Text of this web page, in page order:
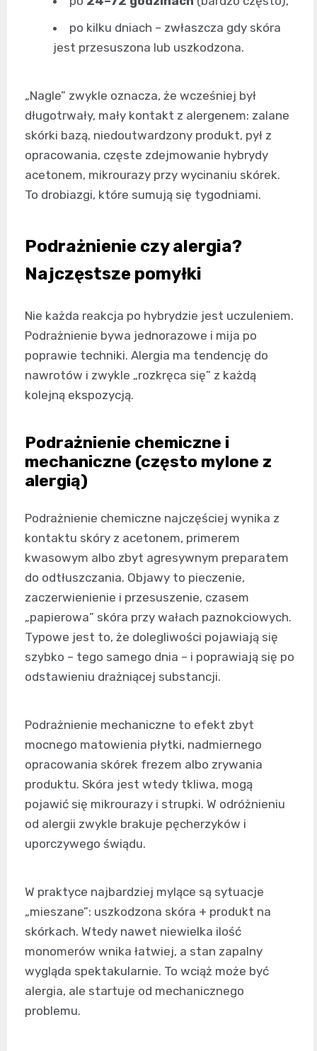
po kilku dniach – zwłaszcza gdy skóra
jest przesuszona lub uszkodzona.
„Nagle” zwykle oznacza, że wcześniej był
długotrwały, mały kontakt z alergenem: zalane
skórki bazą, niedoutwardzony produkt, pył z
opracowania, częste zdejmowanie hybrydy
acetonem, mikrourazy przy wycinaniu skórek.
To drobiazgi, które sumują się tygodniami.
Podrażnienie czy alergia?
Najczęstsze pomyłki
Nie każda reakcja po hybrydzie jest uczuleniem.
Podrażnienie bywa jednorazowe i mija po
poprawie techniki. Alergia ma tendencję do
nawrotów i zwykle „rozkręca się” z każdą
kolejną ekspozycją.
Podrażnienie chemiczne i
mechaniczne (często mylone z
alergią)
Podrażnienie chemiczne najczęściej wynika z
kontaktu skóry z acetonem, primerem
kwasowym albo zbyt agresywnym preparatem
do odtłuszczania. Objawy to pieczenie,
zaczerwienienie i przesuszenie, czasem
„papierowa” skóra przy wałach paznokciowych.
Typowe jest to, że dolegliwości pojawiają się
szybko – tego samego dnia – i poprawiają się po
odstawieniu drażniącej substancji.
Podrażnienie mechaniczne to efekt zbyt
mocnego matowienia płytki, nadmiernego
opracowania skórek frezem albo zrywania
produktu. Skóra jest wtedy tkliwa, mogą
pojawić się mikrourazy i strupki. W odróżnieniu
od alergii zwykle brakuje pęcherzyków i
uporczywego świądu.
W praktyce najbardziej mylące są sytuacje
„mieszane”: uszkodzona skóra + produkt na
skórkach. Wtedy nawet niewielka ilość
monomerów wnika łatwiej, a stan zapalny
wygląda spektakularnie. To wciąż może być
alergia, ale startuje od mechanicznego
problemu.